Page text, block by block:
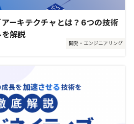
開発・エンジニアリング
ーキテクチャとは？6つの技術
解説